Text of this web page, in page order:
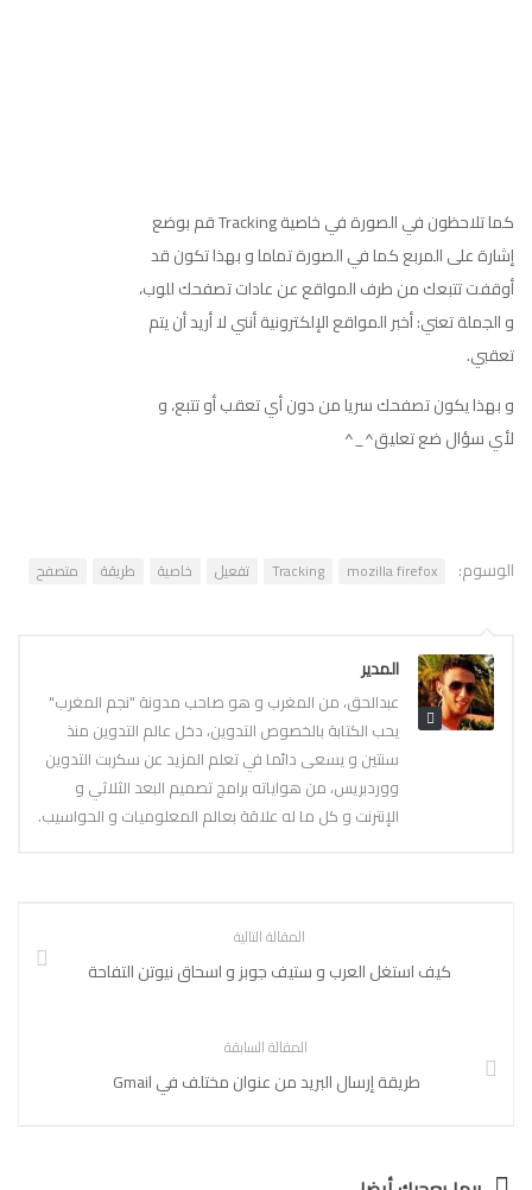
كما تلاحظون في الصورة في خاصية Tracking قم بوضع
إشارة على المربع كما في الصورة تماما و بهذا تكون قد
أوقفت تتبعك من طرف المواقع عن عادات تصفحك للوب،
و الجملة تعني: أخبر المواقع الإلكترونية أنني لا أريد أن يتم
تعقبي.
و بهذا يكون تصفحك سريا من دون أي تعقب أو تتبع، و
لأي سؤال ضع تعليق^_^
الوسوم: mozilla firefox
Tracking تفعيل خاصية طريقة متصفح
المدير
عبدالحق، من المغرب و هو صاحب مدونة "نجم المغرب"
يحب الكتابة بالخصوص التدوين، دخل عالم التدوين منذ
سنتين و يسعى دائما في تعلم المزيد عن سكربت التدوين
ووردبريس، من هواياته برامج تصميم البعد الثلاثي و
الإنترنت و كل ما له علاقة بعالم المعلوميات و الحواسيب.
المقالة التالية
كيف استغل العرب و ستيف جوبز و اسحاق نيوتن التفاحة
المقالة السابقة
طريقة إرسال البريد من عنوان مختلف في Gmail